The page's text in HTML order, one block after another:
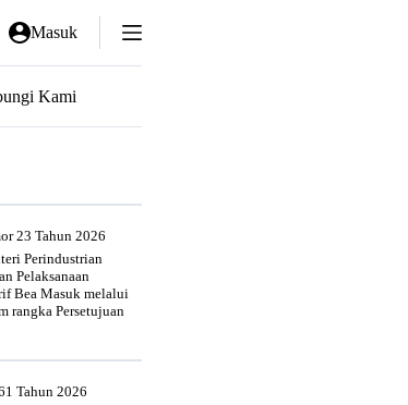
Masuk
Kami
23 Tahun 2026
Perindustrian
Pelaksanaan
Bea Masuk melalui
rangka Persetujuan
Tahun 2026